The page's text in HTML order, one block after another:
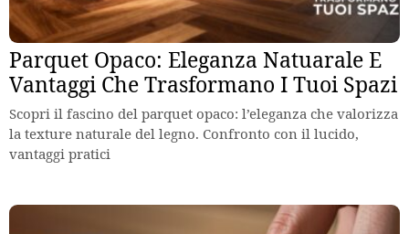
Parquet Opaco: Eleganza Natuarale E
Vantaggi Che Trasformano I Tuoi Spazi
Scopri il fascino del parquet opaco: l’eleganza che valorizza
la texture naturale del legno. Confronto con il lucido,
vantaggi pratici